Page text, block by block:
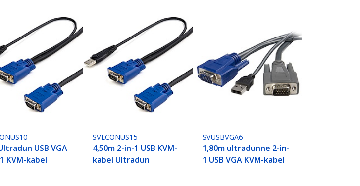
USB VGA
KVM-kabel
SVECONUS15
4,50m 2-in-1 USB KVM-
kabel Ultradun
SVUSBVGA6
1,80m ultradunne 2-in-
1 USB VGA KVM-kabel